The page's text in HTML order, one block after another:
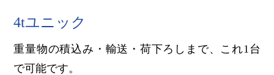
4tユニック
重量物の積込み・輸送・荷下ろしまで、これ1台
で可能です。